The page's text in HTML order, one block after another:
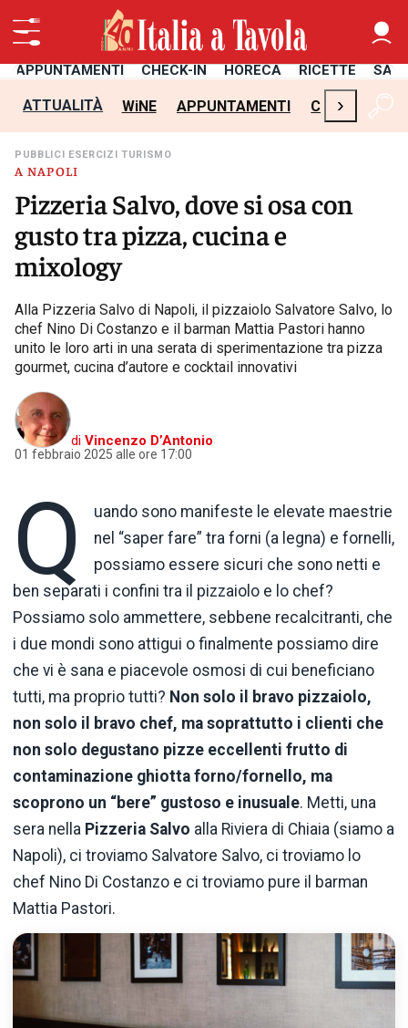
APPUNTAMENTI CHECK-IN HORECA RICETTE
ATTUALITÀ WiNE APPUNTAMENTI CHECK-IN
›
A NAPOLI
PUBBLICI ESERCIZI TURISMO
Pizzeria Salvo, dove si osa con
gusto tra pizza, cucina e
mixology
Alla Pizzeria Salvo di Napoli, il pizzaiolo Salvatore Salvo, lo
chef Nino Di Costanzo e il barman Mattia Pastori hanno
unito le loro arti in una serata di sperimentazione tra pizza
gourmet, cucina d’autore e cocktail innovativi
di Vincenzo D’Antonio
01 febbraio 2025 alle ore 17:00
Q
uando sono manifeste le elevate maestrie
nel “saper fare” tra forni (a legna) e fornelli,
possiamo essere sicuri che sono netti e
ben separati i confini tra il pizzaiolo e lo chef?
Possiamo solo ammettere, sebbene recalcitranti, che
i due mondi sono attigui o finalmente possiamo dire
che vi è sana e piacevole osmosi di cui beneficiano
tutti, ma proprio tutti? Non solo il bravo pizzaiolo,
non solo il bravo chef, ma soprattutto i clienti che
non solo degustano pizze eccellenti frutto di
contaminazione ghiotta forno/fornello, ma
scoprono un “bere” gustoso e inusuale. Metti, una
sera nella Pizzeria Salvo alla Riviera di Chiaia (siamo a
Napoli), ci troviamo Salvatore Salvo, ci troviamo lo
chef Nino Di Costanzo e ci troviamo pure il barman
Mattia Pastori.